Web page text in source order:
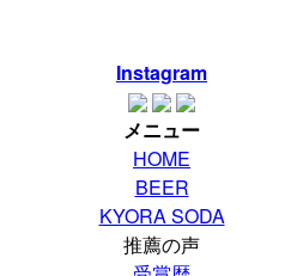
Instagram
メニュー
HOME
BEER
KYORA SODA
推薦の声